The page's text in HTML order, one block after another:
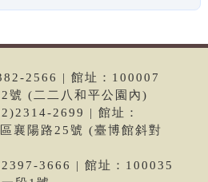
2566 | 館址：100007
號 (二二八和平公園內)
2699 | 館址：
襄陽路25號 (臺博館斜對
3666 | 館址：100035